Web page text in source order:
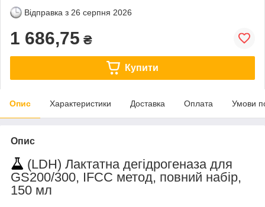
Відправка з 26 серпня 2026
1 686,75 ₴
Купити
Опис Характеристики Доставка Оплата Умови
Опис
(LDH) Лактатна дегідрогеназа для
GS200/300, IFCC метод, повний набір,
150 мл